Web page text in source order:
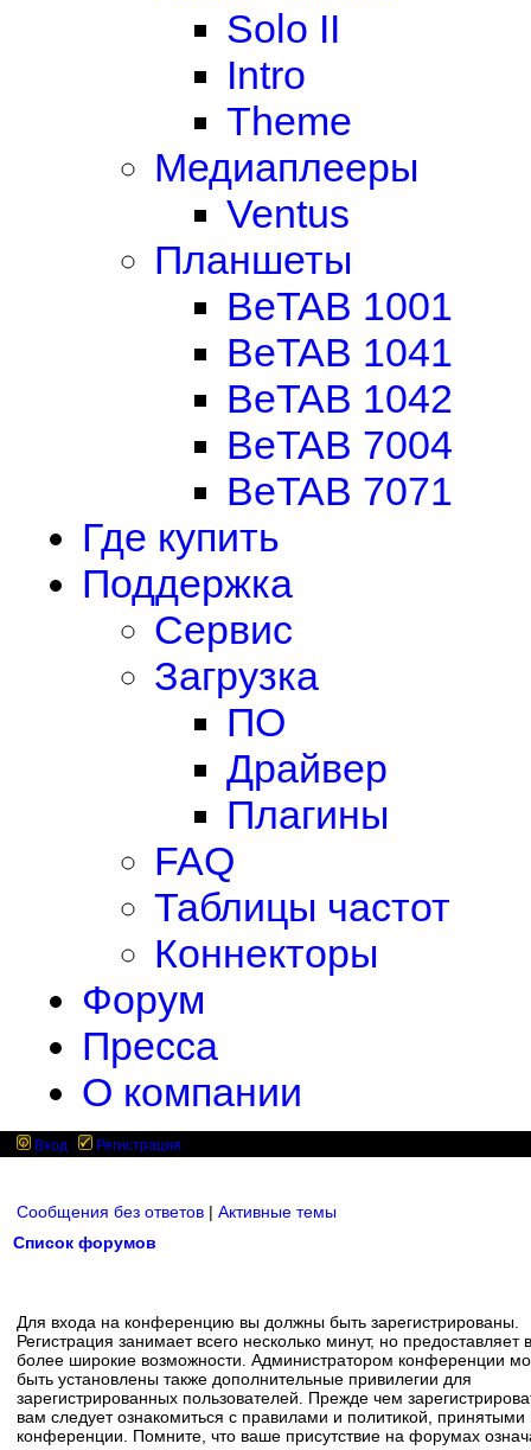
Solo II
Intro
Theme
Медиаплееры
Ventus
Планшеты
BeTAB 1001
BeTAB 1041
BeTAB 1042
BeTAB 7004
BeTAB 7071
Где купить
Поддержка
Сервис
Загрузка
ПО
Драйвер
Плагины
FAQ
Таблицы частот
Коннекторы
Форум
Пресса
О компании
Вход Регистрация
Сообщения без ответов | Активные темы
Список форумов
Для входа на конференцию вы должны быть зарегистрированы.
Регистрация занимает всего несколько минут, но предоставляет
более широкие возможности. Администратором конференции
быть установлены также дополнительные привилегии для
зарегистрированных пользователей. Прежде чем
вам следует ознакомиться с правилами и политикой, принятыми
конференции. Помните, что ваше присутствие на форумах